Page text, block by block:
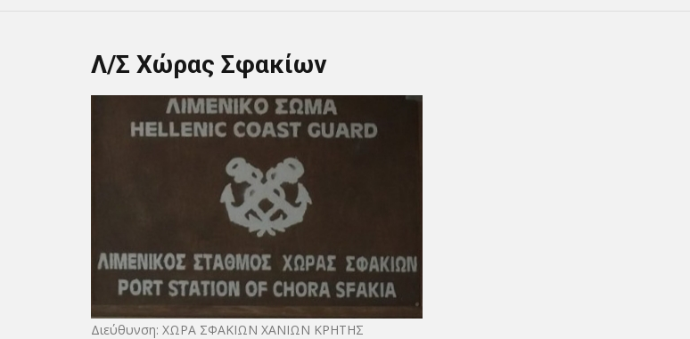
Λ/Σ Χώρας Σφακίων
Διεύθυνση: ΧΩΡΑ ΣΦΑΚΙΩΝ ΧΑΝΙΩΝ ΚΡΗΤΗΣ